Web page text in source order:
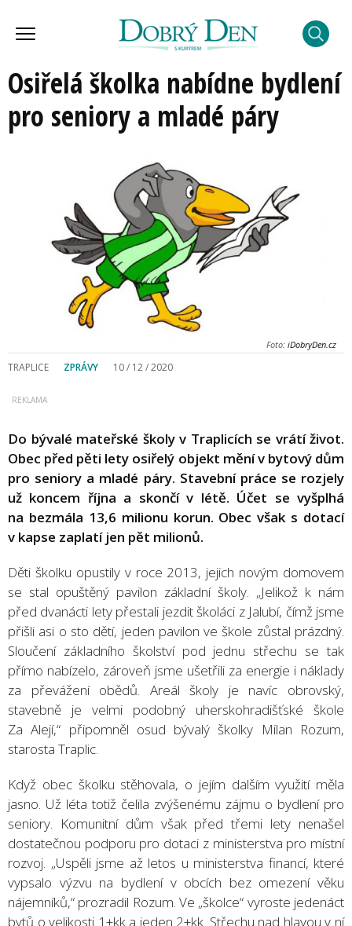
Osiřelá školka nabídne bydlení
pro seniory a mladé páry
Foto: iDobryDen.cz
TRAPLICE ZPRÁVY 10 / 12 / 2020
Do bývalé mateřské školy v Traplicích se vrátí život.
Obec před pěti lety osiřelý objekt mění v bytový dům
pro seniory a mladé páry. Stavební práce se rozjely
už koncem října a skončí v létě. Účet se vyšplhá
na bezmála 13,6 milionu korun. Obec však s dotací
v kapse zaplatí jen pět milionů.
Děti školku opustily v roce 2013, jejich novým domovem
se stal opuštěný pavilon základní školy. „Jelikož k nám
před dvanácti lety přestali jezdit školáci z Jalubí, čímž jsme
přišli asi o sto dětí, jeden pavilon ve škole zůstal prázdný.
Sloučení základního školství pod jednu střechu se tak
přímo nabízelo, zároveň jsme ušetřili za energie i náklady
za převážení obědů. Areál školy je navíc obrovský,
stavebně je velmi podobný uherskohradišťské škole
Za Alejí,“ připomněl osud bývalý školky Milan Rozum,
starosta Traplic.
Když obec školku stěhovala, o jejím dalším využití měla
jasno. Už léta totiž čelila zvýšenému zájmu o bydlení pro
seniory. Komunitní dům však před třemi lety nenašel
dostatečnou podporu pro dotaci z ministerstva pro místní
rozvoj. „Uspěli jsme až letos u ministerstva financí, které
vypsalo výzvu na bydlení v obcích bez omezení věku
nájemníků,“ prozradil Rozum. Ve „školce“ vyroste jedenáct
bytů o velikosti 1+kk a jeden 2+kk. Střechu nad hlavou v ní